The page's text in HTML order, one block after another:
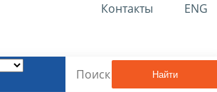
Контакты ENG
Найти